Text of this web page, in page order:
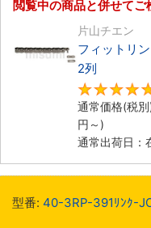
閲覧中の商品と併せてご
片山チエン
フィットリ
2列
通常価格(税別
円 ～)
通常出荷日：
型番: 40-3RP-391ﾘﾝｸ-